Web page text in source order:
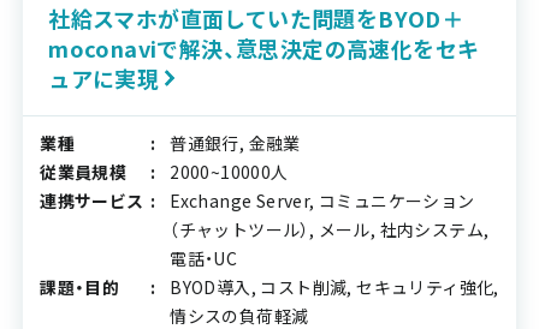
社給スマホが直面していた問題をBYOD＋
moconaviで解決、意思決定の高速化をセキ
ュアに実現
業種
普通銀行, 金融業
従業員規模
2000~10000人
連携サービス
Exchange Server, コミュニケーション
（チャットツール）, メール, 社内システム,
電話・UC
課題・目的
BYOD導入, コスト削減, セキュリティ強化,
情シスの負荷軽減